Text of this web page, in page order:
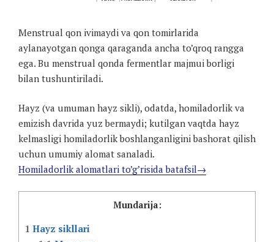
Menstrual qon ivimaydi va qon tomirlarida
aylanayotgan qonga qaraganda ancha to’qroq rangga
ega. Bu menstrual qonda fermentlar majmui borligi
bilan tushuntiriladi.
Hayz (va umuman hayz sikli), odatda, homiladorlik va
emizish davrida yuz bermaydi; kutilgan vaqtda hayz
kelmasligi homiladorlik boshlanganligini bashorat qilish
uchun umumiy alomat sanaladi.
Homiladorlik alomatlari to’g’risida batafsil→
Mundarija:
1 Hayz sikllari